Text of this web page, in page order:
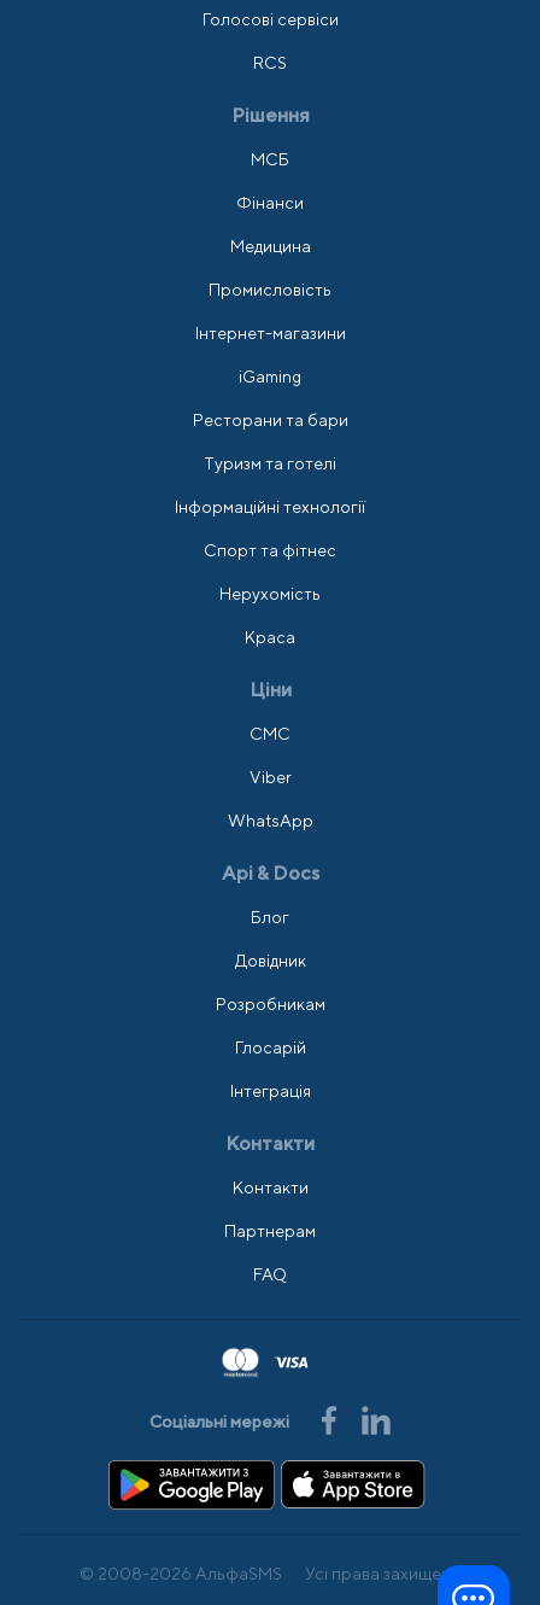
Голосові сервіси
RCS
Рішення
МСБ
Фінанси
Медицина
Промисловість
Інтернет-магазини
iGaming
Ресторани та бари
Туризм та готелі
Інформаційні технології
Спорт та фітнес
Нерухомість
Краса
Ціни
СМС
Viber
WhatsApp
Api & Docs
Блог
Довідник
Розробникам
Глосарій
Інтеграція
Контакти
Контакти
Партнерам
FAQ
Соціальні мережі
© 2008-2026 АльфаSMS Усі права захищено